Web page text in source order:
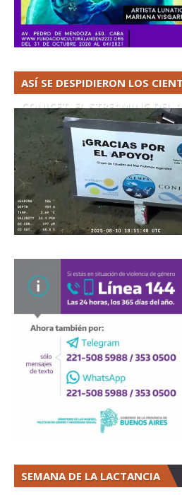
ASÍ SE DESPIDIERON LOS
CONICET. EL STREAMING DEL
SEMANA DE LA LACTANCIA